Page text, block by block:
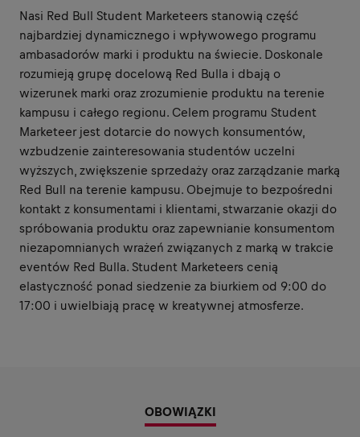
Nasi Red Bull Student Marketeers stanowią część
najbardziej dynamicznego i wpływowego programu
ambasadorów marki i produktu na świecie. Doskonale
rozumieją grupę docelową Red Bulla i dbają o
wizerunek marki oraz zrozumienie produktu na terenie
kampusu i całego regionu. Celem programu Student
Marketeer jest dotarcie do nowych konsumentów,
wzbudzenie zainteresowania studentów uczelni
wyższych, zwiększenie sprzedaży oraz zarządzanie marką
Red Bull na terenie kampusu. Obejmuje to bezpośredni
kontakt z konsumentami i klientami, stwarzanie okazji do
spróbowania produktu oraz zapewnianie konsumentom
niezapomnianych wrażeń związanych z marką w trakcie
eventów Red Bulla. Student Marketeers cenią
elastyczność ponad siedzenie za biurkiem od 9:00 do
17:00 i uwielbiają pracę w kreatywnej atmosferze.
OBOWIĄZKI